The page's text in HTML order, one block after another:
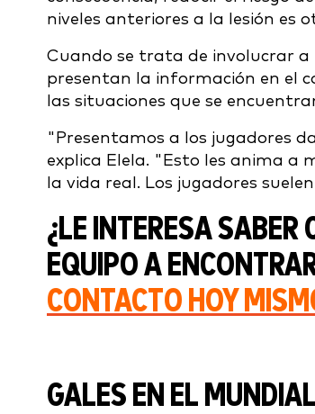
niveles anteriores a la lesión es
Cuando se trata de involucrar a
presentan la información en el
las situaciones que se
"Presentamos a los jugadores
explica Elela. "Esto les anima a
la vida real. Los jugadores
¿LE INTERESA SABER
EQUIPO A
CONTACTO HOY
GALES EN EL